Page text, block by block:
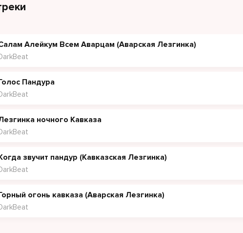
нас зовёт
вперёд выходи
громче этой ночью
наши горные звуки
дрогнула земля
сквозь дым и года
нами всегда
Алейкум Всем Аварцам (Аварская Лезгинка)
Пандура
ночного Кавказа
звучит пандур (Кавказская Лезгинка)
огонь кавказа (Аварская Лезгинка)